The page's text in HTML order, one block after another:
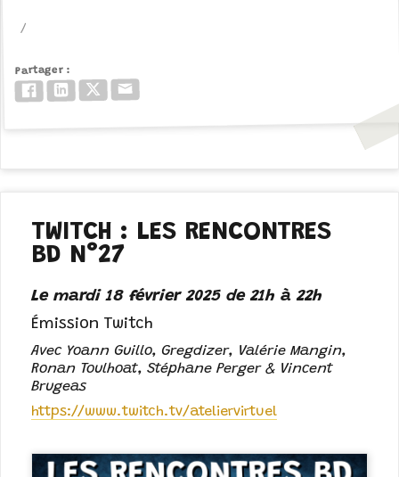
Partager
FacebookLinkedInTwitter/X
TWITCH : LES RENCONTRES
BD N°27
Le mardi 18 février 2025 de 21h à 22h
Émission Twitch
Avec Yoann Guillo, Gregdizer, Valérie Mangin,
Ronan Toulhoat, Stéphane Perger & Vincent
Brugeas
https://www.twitch.tv/ateliervirtuel